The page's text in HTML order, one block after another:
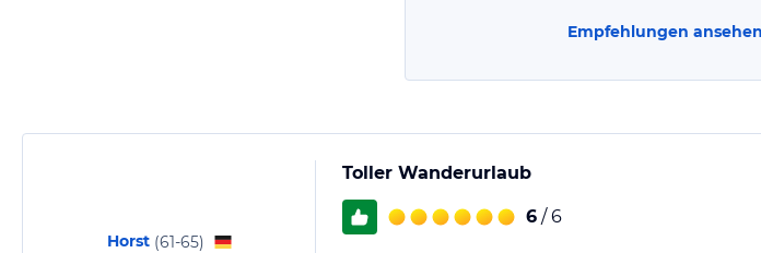
Empfehlungen ansehen
Horst (61-65)
Toller Wanderurlaub
6 / 6